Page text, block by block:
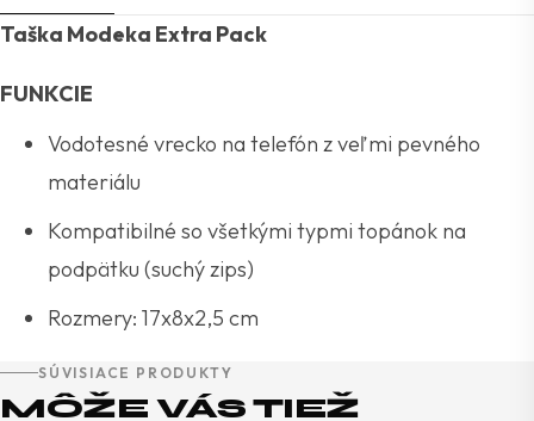
Taška Modeka Extra Pack
FUNKCIE
Vodotesné vrecko na telefón z veľmi pevného
materiálu
Kompatibilné so všetkými typmi topánok na
podpätku (suchý zips)
Rozmery: 17x8x2,5 cm
SÚVISIACE PRODUKTY
MÔŽE VÁS TIEŽ